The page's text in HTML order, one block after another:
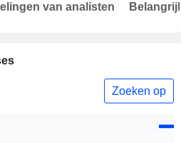
Zoeken op
van analisten